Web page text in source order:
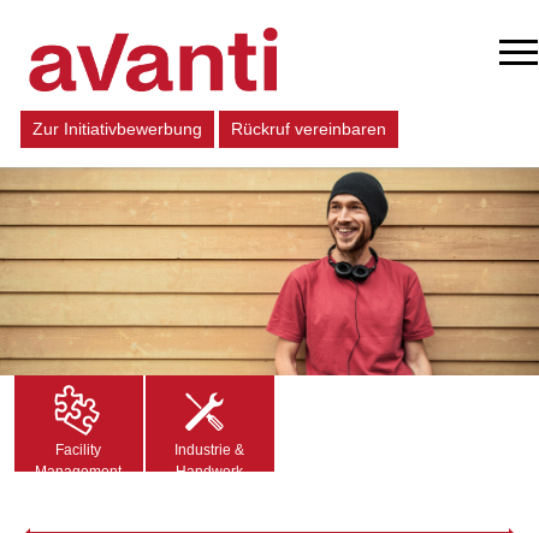
Zur Initiativbewerbung Rückruf vereinbaren
Facility
Management
Industrie &
Handwerk